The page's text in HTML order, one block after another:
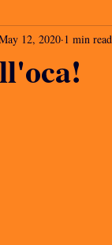
12, 2020 1 min read